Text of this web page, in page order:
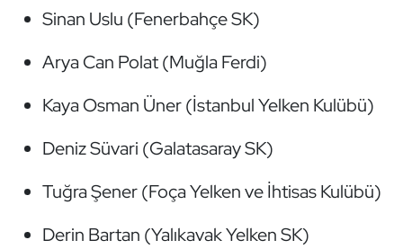
Sinan Uslu (Fenerbahçe SK)
Arya Can Polat (Muğla Ferdi)
Kaya Osman Üner (İstanbul Yelken Kulübü)
Deniz Süvari (Galatasaray SK)
Tuğra Şener (Foça Yelken ve İhtisas Kulübü)
Derin Bartan (Yalıkavak Yelken SK)
Kürek
Masa Tenisi
Modern Pentatlon
Motor Sporları